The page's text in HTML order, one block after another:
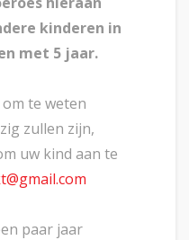
kinderen in
met 5 jaar.
te weten
zullen zijn,
uw kind aan te
paar jaar